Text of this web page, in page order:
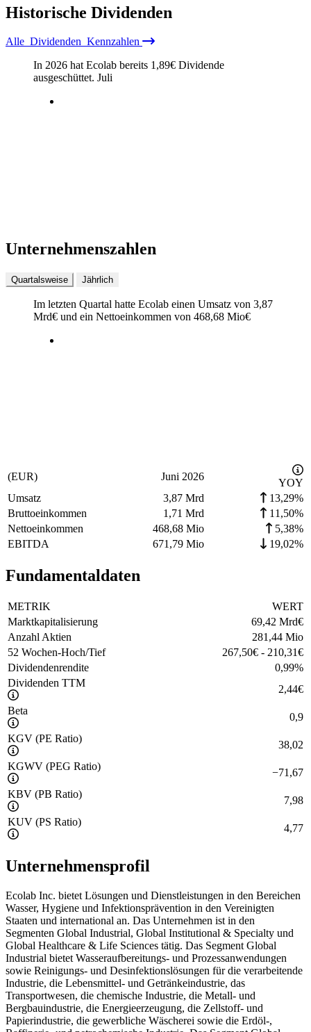
Historische Dividenden
Alle Dividenden Kennzahlen
In 2026 hat Ecolab bereits 1,89€ Dividende
ausgeschüttet. Juli
Unternehmenszahlen
Quartalsweise Jährlich
Im letzten Quartal hatte Ecolab einen Umsatz von 3,87
Mrd€ und ein Nettoeinkommen von 468,68 Mio€
(EUR) Juni 2026
YOY
Umsatz
3,87 Mrd
13,29%
Bruttoeinkommen
1,71 Mrd
11,50%
Nettoeinkommen
468,68 Mio
5,38%
EBITDA
671,79 Mio 19,02%
Fundamentaldaten
METRIK
WERT
Marktkapitalisierung
69,42 Mrd€
Anzahl Aktien
281,44 Mio
52 Wochen-Hoch/Tief
267,50€ - 210,31€
Dividendenrendite
0,99%
Dividenden TTM
2,44€
Beta
0,9
KGV (PE Ratio)
38,02
KGWV (PEG Ratio)
−71,67
KBV (PB Ratio)
7,98
KUV (PS Ratio)
4,77
Unternehmensprofil
Ecolab Inc. bietet Lösungen und Dienstleistungen in den Bereichen
Wasser, Hygiene und Infektionsprävention in den Vereinigten
Staaten und international an. Das Unternehmen ist in den
Segmenten Global Industrial, Global Institutional & Specialty und
Global Healthcare & Life Sciences tätig. Das Segment Global
Industrial bietet Wasseraufbereitungs- und Prozessanwendungen
sowie Reinigungs- und Desinfektionslösungen für die verarbeitende
Industrie, die Lebensmittel- und Getränkeindustrie, das
Transportwesen, die chemische Industrie, die Metall- und
Bergbauindustrie, die Energieerzeugung, die Zellstoff- und
Papierindustrie, die gewerbliche Wäscherei sowie die Erdöl-,